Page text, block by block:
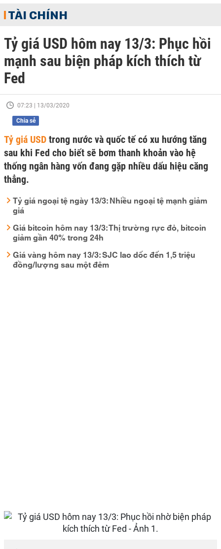
TÀI CHÍNH
Tỷ giá USD hôm nay 13/3: Phục hồi
mạnh sau biện pháp kích thích từ
Fed
07:23 | 13/03/2020
Chia sẻ
Tỷ giá USD trong nước và quốc tế có xu hướng tăng
sau khi Fed cho biết sẽ bơm thanh khoản vào hệ
thống ngân hàng vốn đang gặp nhiều dấu hiệu căng
thẳng.
Tỷ giá ngoại tệ ngày 13/3: Nhiều ngoại tệ mạnh giảm
giá
Giá bitcoin hôm nay 13/3: Thị trường rực đỏ, bitcoin
giảm gần 40% trong 24h
Giá vàng hôm nay 13/3: SJC lao dốc đến 1,5 triệu
đồng/lượng sau một đêm